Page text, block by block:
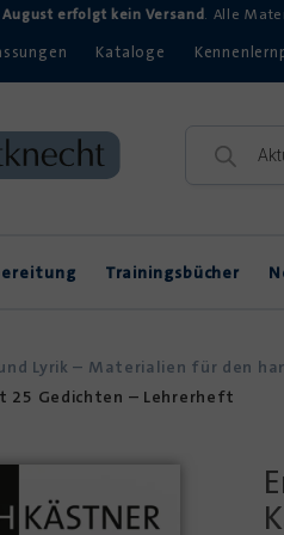
erfolgt kein Versand. Alle
Kataloge
Trainingsbücher
Lyrik – Materialien für den
25 Gedichten – Lehrerheft